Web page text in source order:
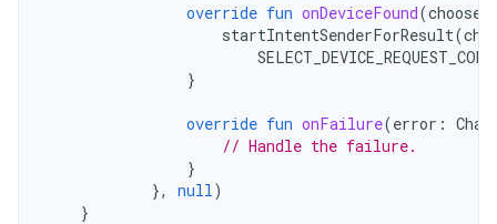
override fun onDeviceFound(
startIntentSenderForResult(
SELECT_DEVICE_REQUEST_CODE
}
override fun onFailure(error :
// Handle the failure.
}
},
null )
}